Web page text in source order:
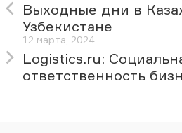
Выходные дни в
Узбекистане
12 марта, 2024
Logistics.ru:
ответственность